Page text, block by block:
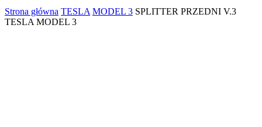
Strona główna TESLA MODEL 3 SPLITTER PRZEDNI V.3
TESLA MODEL 3